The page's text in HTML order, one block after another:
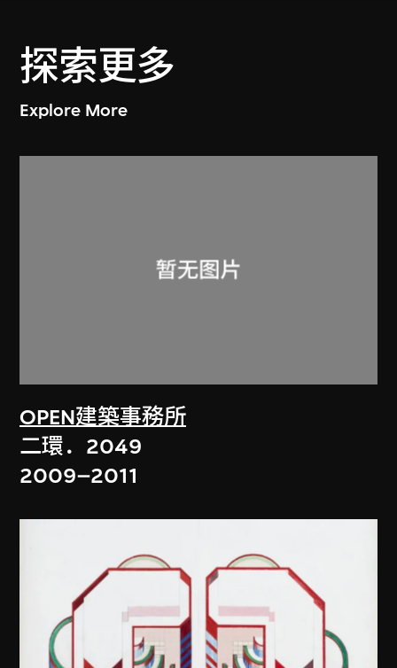
探索更多
Explore More
OPEN建築事務所
二環．2049
2009–2011